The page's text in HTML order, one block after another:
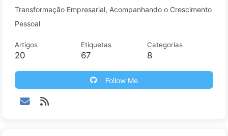
Transformação Empresarial, Acompanhando o Crescimento
Pessoal
Artigos
20
Etiquetas
67
Categorias
8
Follow Me